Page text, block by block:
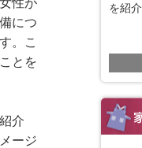
性が
につ
。こ
とを
介
ージ
を紹